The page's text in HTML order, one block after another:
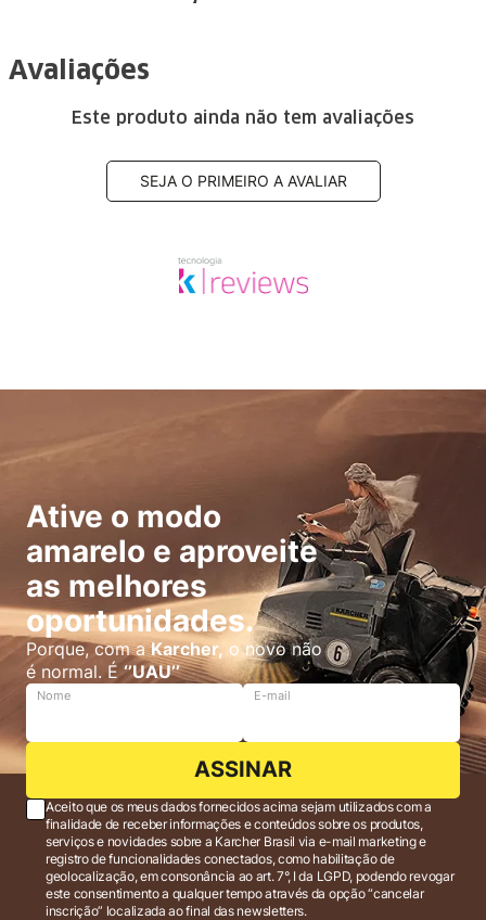
Avaliações
Este produto ainda não tem avaliações
SEJA O PRIMEIRO A AVALIAR
Ative o modo
amarelo e aproveite
as melhores
oportunidades.
Porque, com aKarcher, o novo não
é normal. É‘’UAU’’
Nome E-mail
ASSINAR
Aceito que os meus dados fornecidos acima sejam utilizados com a
finalidade de receber informações e conteúdos sobre os produtos,
serviços e novidades sobre a Karcher Brasil via e-mail marketing e
registro de funcionalidades conectados, como habilitação de
geolocalização, em consonância ao art. 7°, I da LGPD, podendo revogar
este consentimento a qualquer tempo através da opção “cancelar
inscrição” localizada ao final das newsletters.